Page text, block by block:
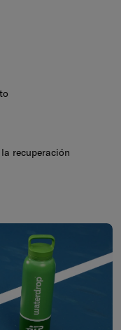
recuperación